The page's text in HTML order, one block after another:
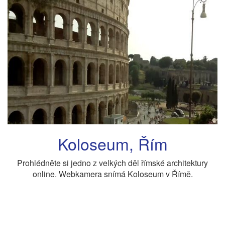
Koloseum, Řím
Prohlédněte si jedno z velkých děl římské architektury
online. Webkamera snímá Koloseum v Římě.